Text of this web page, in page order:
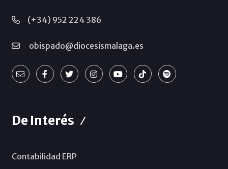
(+34) 952 224 386
obispado@diocesismalaga.es
De Interés
Contabilidad ERP